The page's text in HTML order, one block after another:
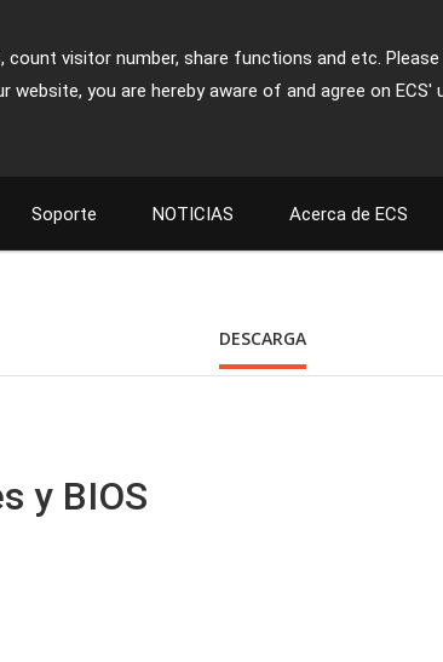
visitor number, share functions and etc. Please
you are hereby aware of and agree on ECS'
Soporte NOTICIAS Acerca de ECS
DESCARGA
y BIOS